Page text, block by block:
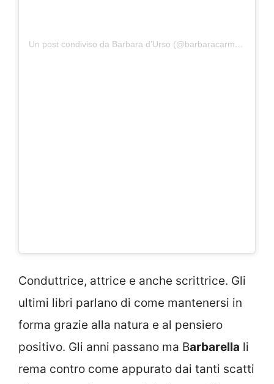
Un post condiviso da Barbara d’Urso (@barbaracarmelitadurso)
Conduttrice, attrice e anche scrittrice. Gli
ultimi libri parlano di come mantenersi in
forma grazie alla natura e al pensiero
positivo. Gli anni passano ma Barbarella li
rema contro come appurato dai tanti scatti